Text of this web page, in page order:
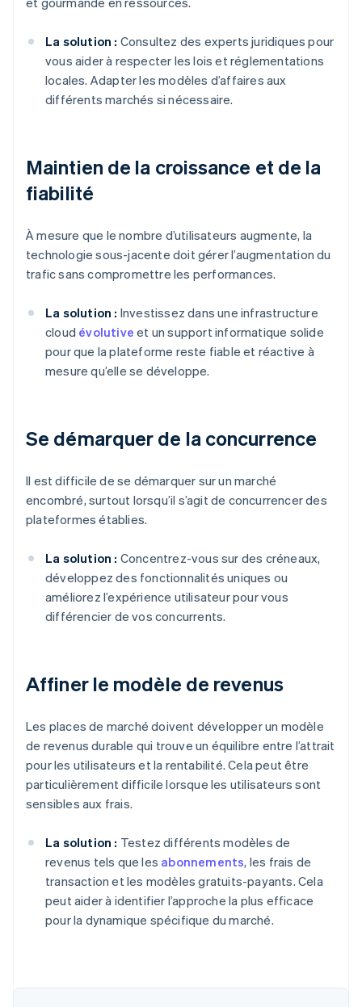
La solution : Consultez des experts juridiques pour
vous aider à respecter les lois et réglementations
locales. Adapter les modèles d’affaires aux
différents marchés si nécessaire.
Maintien de la croissance et de la
fiabilité
À mesure que le nombre d’utilisateurs augmente, la
technologie sous-jacente doit gérer l’augmentation du
trafic sans compromettre les performances.
La solution : Investissez dans une infrastructure
cloud évolutive et un support informatique solide
pour que la plateforme reste fiable et réactive à
mesure qu’elle se développe.
Se démarquer de la concurrence
Il est difficile de se démarquer sur un marché
encombré, surtout lorsqu’il s’agit de concurrencer des
plateformes établies.
La solution : Concentrez-vous sur des créneaux,
développez des fonctionnalités uniques ou
améliorez l’expérience utilisateur pour vous
différencier de vos concurrents.
Affiner le modèle de revenus
Les places de marché doivent développer un modèle
de revenus durable qui trouve un équilibre entre l’attrait
pour les utilisateurs et la rentabilité. Cela peut être
particulièrement difficile lorsque les utilisateurs sont
sensibles aux frais.
La solution : Testez différents modèles de
revenus tels que les abonnements, les frais de
transaction et les modèles gratuits-payants. Cela
peut aider à identifier l’approche la plus efficace
pour la dynamique spécifique du marché.